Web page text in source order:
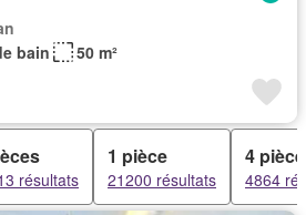
bain 50 m²
résultats
1 pièce
21200 résultats
4
4864